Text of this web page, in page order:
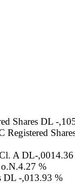
Shares DL -,10
Registered
A DL-,001
4.27 %
DL -,01 3.93 %